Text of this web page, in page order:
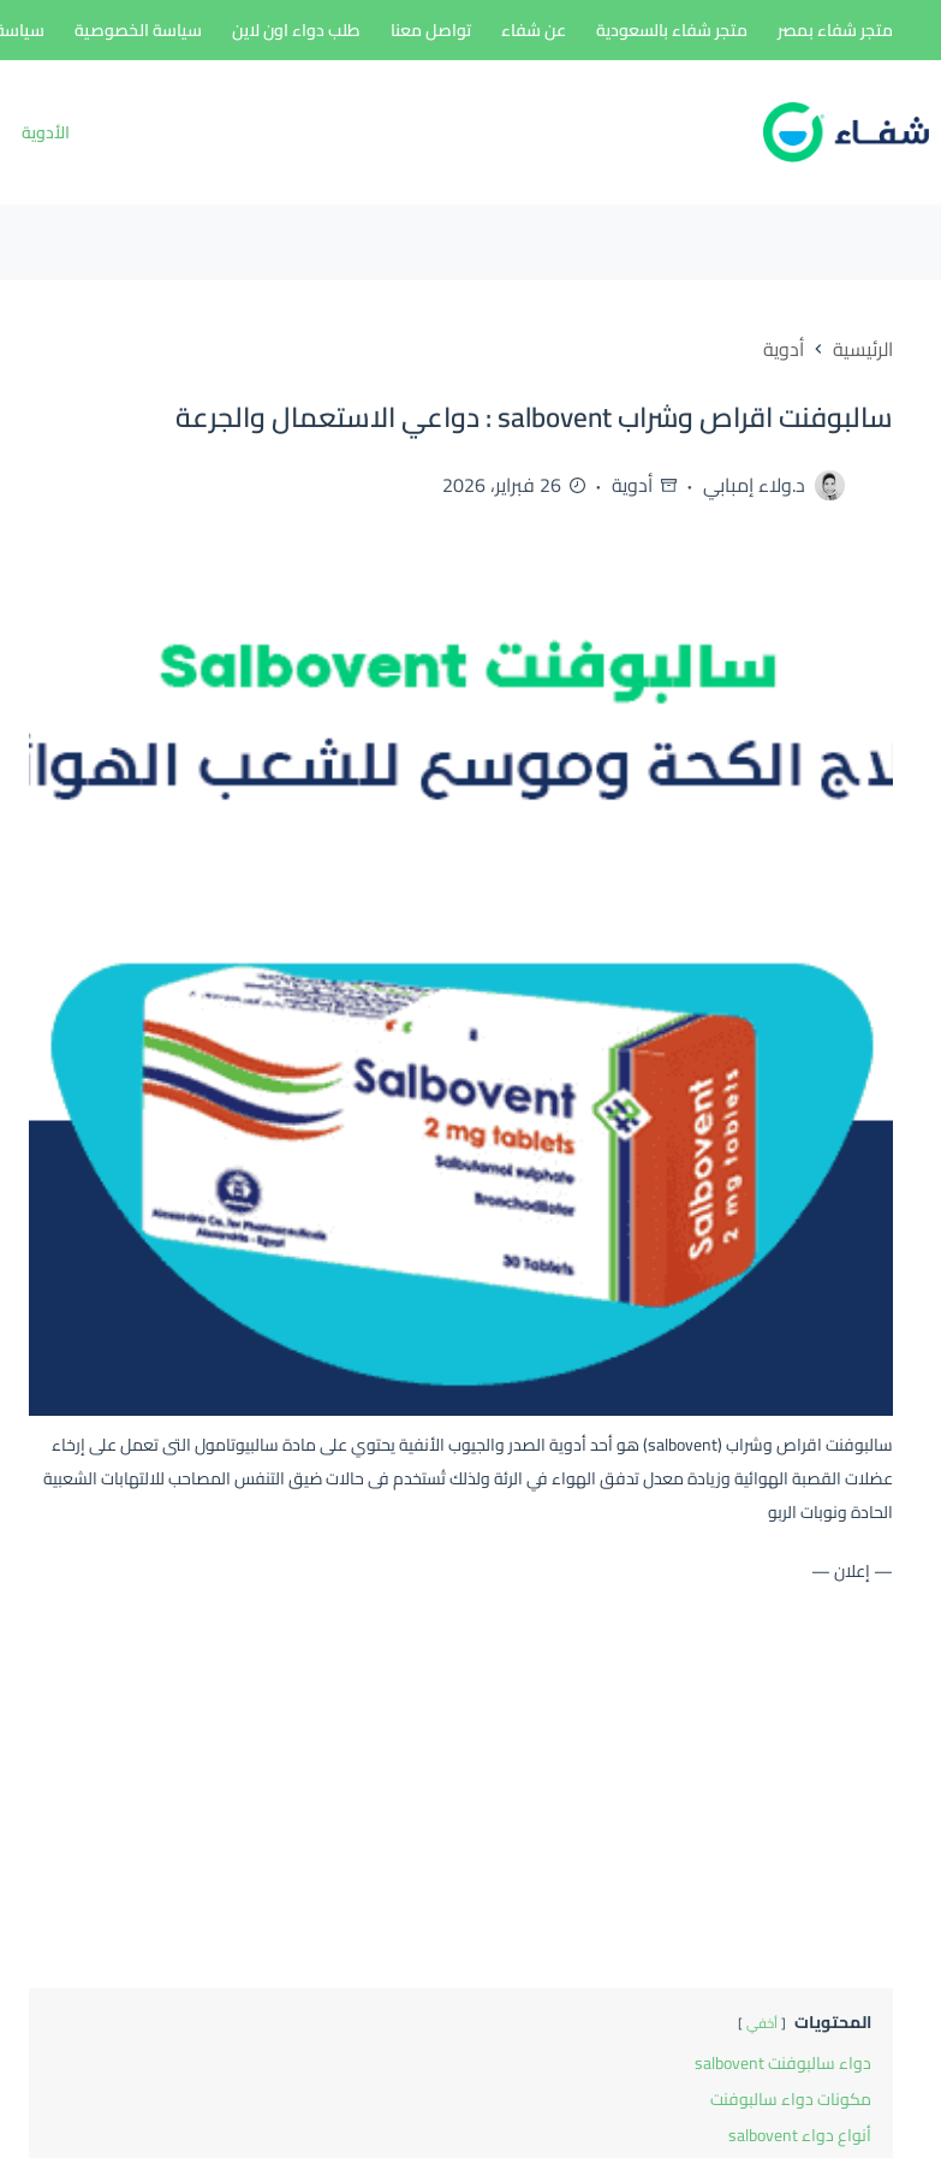
إلى
متجر شفاء بمصر متجر شفاء بالسعودية عن شفاء تواصل معنا طلب دواء اون لاين سياسة الخصوصية
الأدوية
الرئيسية أدوية
سالبوفنت اقراص وشراب salbovent : دواعي الاستعمال والجرعة
د.ولاء إمبابي أدوية 26 فبراير، 2026
سالبوفنت اقراص وشراب (salbovent) هو أحد أدوية الصدر والجيوب الأنفية يحتوي على مادة سالبيوتامول التى تعمل على إرخاء
عضلات القصبة الهوائية وزيادة معدل تدفق الهواء في الرئة ولذلك تُستخدم فى حالات ضيق التنفس المصاحب للالتهابات الشعبية
الحادة ونوبات الربو
— إعلان —
المحتويات أخفي
دواء سالبوفنت salbovent
مكونات دواء سالبوفنت
أنواع دواء salbovent